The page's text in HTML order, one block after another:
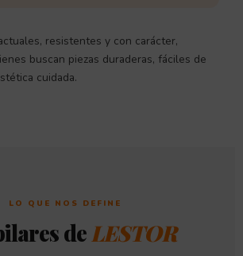
resistentes y con carácter,
buscan piezas duraderas, fáciles de
cuidada.
LO QUE NOS DEFINE
de LESTOR